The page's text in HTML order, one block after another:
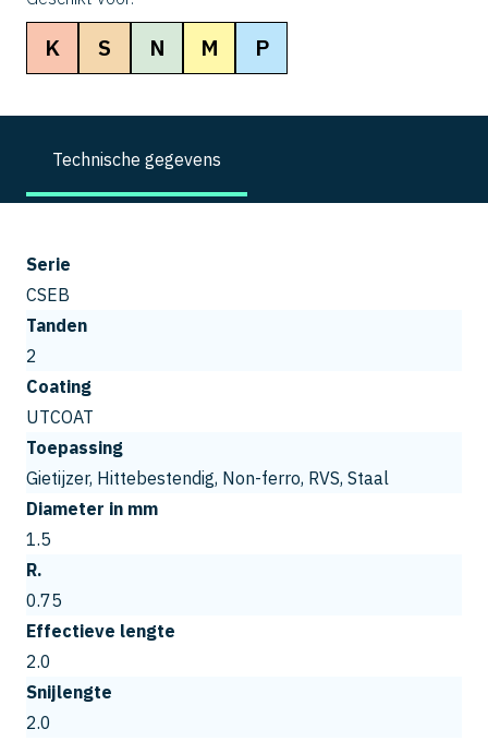
K S N M P
Technische gegevens
Serie
CSEB
Tanden
2
Coating
UTCOAT
Toepassing
Gietijzer, Hittebestendig, Non-ferro, RVS, Staal
Diameter in mm
1.5
R.
0.75
Effectieve lengte
2.0
Snijlengte
2.0